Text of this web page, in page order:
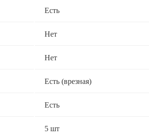
Есть
Нет
Нет
Есть (врезная)
Есть
5 шт